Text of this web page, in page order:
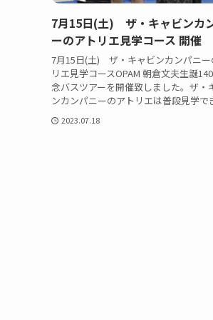
7月15日(土) ザ・キャビンカ
ーのアトリエ見学コース 開催
7月15日(土) ザ・キャビンカンパニー
リエ見学コースOPAM 朝倉文夫生誕
念バスツアーを開催致しました。ザ・
ンカンパニーのアトリエは普段見学で
2023.07.18